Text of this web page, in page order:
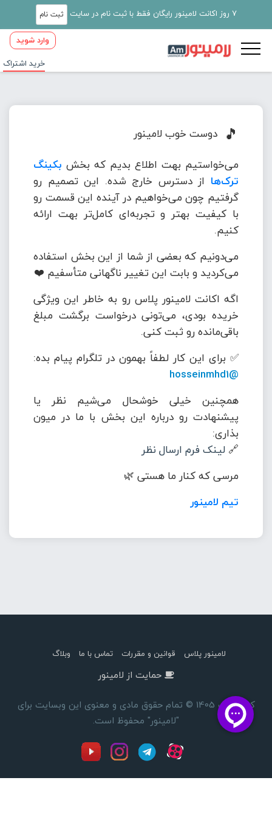
7 روز اکانت لامینور رایگان فقط با ثبت نام در سایت ثبت نام
وارد شوید
خرید اشتراک
🎵 دوست خوب لامینور
می‌خواستیم بهت اطلاع بدیم که بخش بکینگ
ترک‌ها از دسترس خارج شده. این تصمیم رو
گرفتیم چون می‌خواهیم در آینده این قسمت رو
با کیفیت بهتر و تجربه‌ای کامل‌تر بهت ارائه
کنیم.
می‌دونیم که بعضی از شما از این بخش استفاده
می‌کردید و بابت این تغییر ناگهانی متأسفیم ❤️
اگه اکانت لامینور پلاس رو به خاطر این ویژگی
خریده بودی، می‌تونی درخواست برگشت مبلغ
باقی‌مانده رو ثبت کنی.
✅ برای این کار لطفاً بهمون در تلگرام پیام بده:
@hosseinmhd1
همچنین خیلی خوشحال می‌شیم نظر یا
پیشنهادت رو درباره این بخش با ما در میون
بذاری:
🔗 لینک فرم ارسال نظر
مرسی که کنار ما هستی 🌿
تیم لامینور
لامینور پلاس قوانین و مقررات تماس با ما وبلاگ
حمایت از لامینور
کپی رایت 1405 © تمام حقوق مادی و معنوی این وبسایت برای
"لامینور" محفوظ است.